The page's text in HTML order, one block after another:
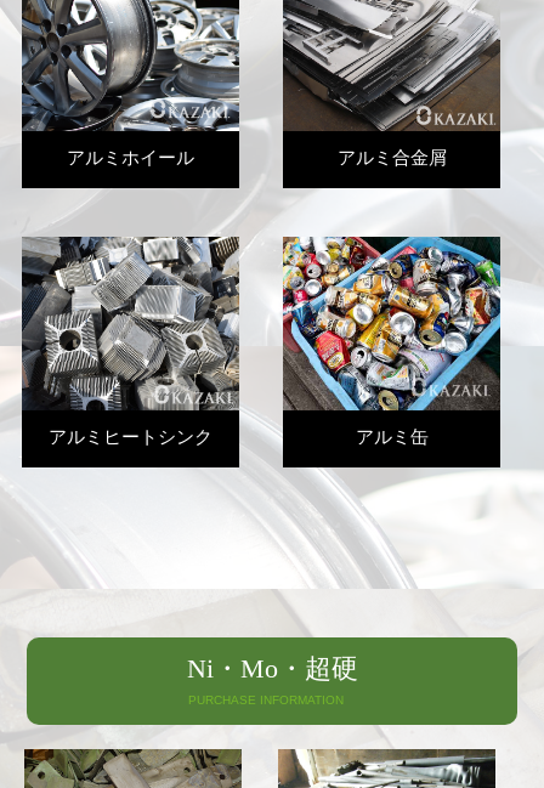
アルミホイール アルミ合金屑
アルミヒートシンク アルミ缶
Ni・Mo・超硬
PURCHASE INFORMATION